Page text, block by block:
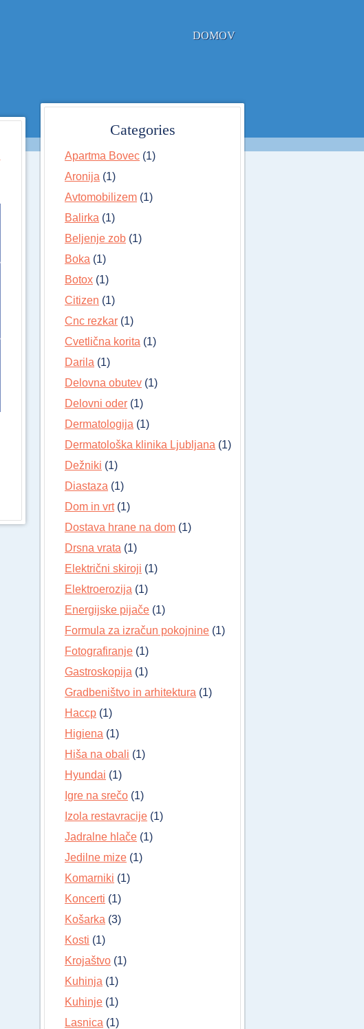
DOMOV
Categories
Apartma Bovec (1)
Aronija (1)
Avtomobilizem (1)
Balirka (1)
Beljenje zob (1)
Boka (1)
Botox (1)
Citizen (1)
Cnc rezkar (1)
Cvetlična korita (1)
Darila (1)
Delovna obutev (1)
Delovni oder (1)
Dermatologija (1)
Dermatološka klinika Ljubljana (1)
Dežniki (1)
Diastaza (1)
Dom in vrt(1)
Dostava hrane na dom (1)
Drsna vrata (1)
Električni skiroji (1)
Elektroerozija (1)
Energijske pijače (1)
Formula za izračun pokojnine (1)
Fotografiranje (1)
Gastroskopija (1)
Gradbeništvo in arhitektura (1)
Haccp (1)
Higiena (1)
Hiša na obali (1)
Hyundai (1)
Igre na srečo (1)
Izola restavracije (1)
Jadralne hlače (1)
Jedilne mize (1)
Komarniki (1)
Koncerti (1)
Košarka (3)
Kosti (1)
Krojaštvo (1)
Kuhinja (1)
Kuhinje (1)
Lasnica (1)